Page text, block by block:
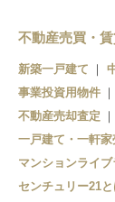
不動産売買・
新築一戸建て
事業投資用物件
不動産売却査定
一戸建て・一軒家
マンションライ
センチュリー21